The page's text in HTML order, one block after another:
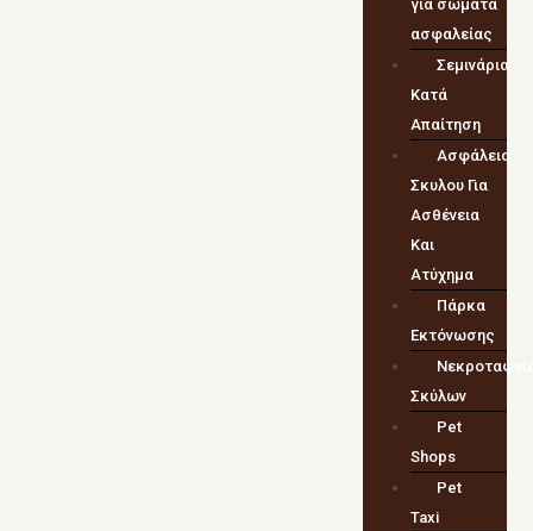
για σώματα
ασφαλείας
Σεμινάρια
Κατά
Απαίτηση
Ασφάλεια
Σκυλου Για
Ασθένεια
Και
Ατύχημα
Πάρκα
Εκτόνωσης
Σκύλων
Pet
Shops
Pet
Taxi